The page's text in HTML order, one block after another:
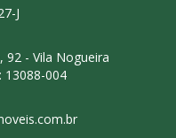
J
92 - Vila Nogueira
13088-004